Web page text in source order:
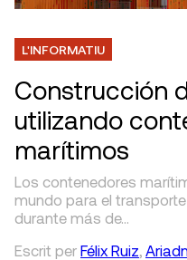
L'INFORMATIU
Construcción
utilizando
marítimos
Los contenedores
mundo para el
durante más de…
Escrit per Félix Ruiz,